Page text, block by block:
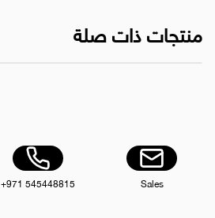
منتجات ذات صلة
كيس قمامة 110×130 سم، أسود، 15 كجم
Sales
+971 545448815